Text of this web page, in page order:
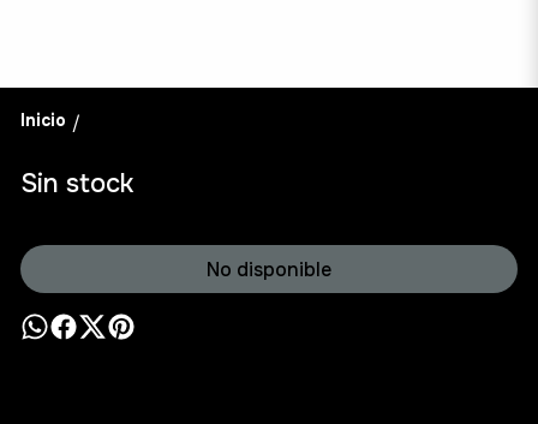
Inicio /
Sin stock
No disponible